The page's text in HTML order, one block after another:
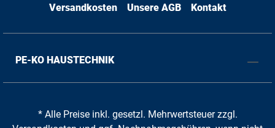
Versandkosten
Unsere AGB Kontakt
PE-KO HAUSTECHNIK
* Alle Preise inkl. gesetzl. Mehrwertsteuer zzgl.